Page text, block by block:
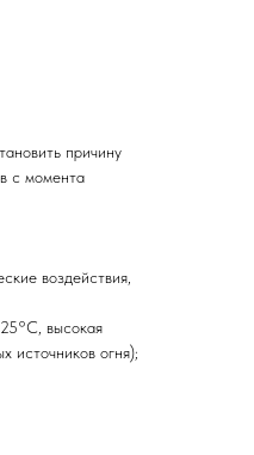
причину
с момента
воздействия,
высокая
источников огня);